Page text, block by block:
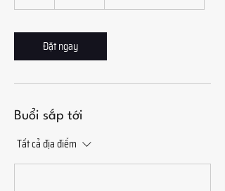
Đặt ngay
Buổi sắp tới
Tất cả địa điểm